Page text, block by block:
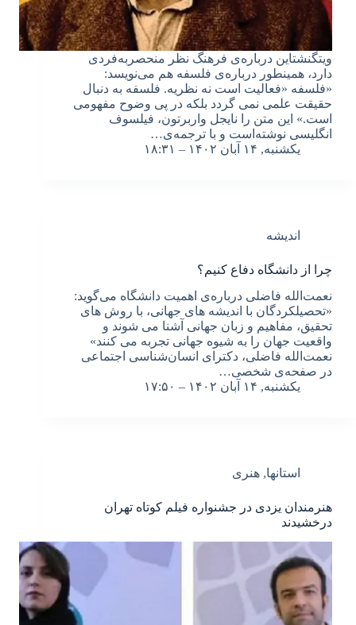
ویتگنشتاین درباره‌ی فرهنگ نظر منحصربه‌فردی
دارد، همینطور درباره‌ی فلسفه هم می‌نویسد:
«فلسفه «فعالیت است نه نظریه. فلسفه به دنبال
حقیقت علمى نمى گردد بلکه در پى وضوح مفهومى
است.» این متن را نایجل واربرتون، فیلسوف
انگلیسی نوشته‌است و با ترجمه‌ی…
یکشنبه, ۱۴ آبان ۱۴۰۲ – ۱۸:۳۱
اندیشه
چرا از دانشگاه دفاع کنیم؟
نعمت‌الله فاضلی درباره‌ی اهمیت دانشگاه می‌گوید:
«تحصیلکردگان با اندیشه های جهانی، با روش های
تحقیق، مفاهیم و زبان جهانی آشنا می شوند و
واقعیت جهان را به شیوه جهانی تجربه می کنند»
نعمت‌الله فاضلی، دکترای انسان‌شناسی اجتماعی
در صفحه‌ی شخصی…
یکشنبه, ۱۴ آبان ۱۴۰۲ – ۱۷:۵۰
استانها, هنری
هنرمندان یزدی در جشنواره فیلم کوتاه تهران
درخشیدند